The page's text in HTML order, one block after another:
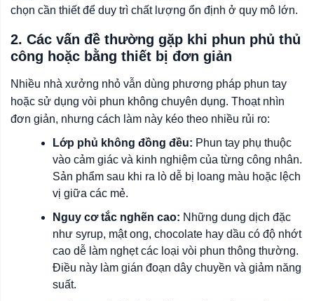
chọn cần thiết để duy trì chất lượng ổn định ở quy mô lớn.
2. Các vấn đề thường gặp khi phun phủ thủ
công hoặc bằng thiết bị đơn giản
Nhiều nhà xưởng nhỏ vẫn dùng phương pháp phun tay
hoặc sử dụng vòi phun không chuyên dụng. Thoạt nhìn
đơn giản, nhưng cách làm này kéo theo nhiều rủi ro:
Lớp phủ không đồng đều: Phun tay phụ thuộc
vào cảm giác và kinh nghiệm của từng công nhân.
Sản phẩm sau khi ra lò dễ bị loang màu hoặc lệch
vị giữa các mẻ.
Nguy cơ tắc nghẽn cao: Những dung dịch đặc
như syrup, mật ong, chocolate hay dầu có độ nhớt
cao dễ làm nghẹt các loại vòi phun thông thường.
Điều này làm gián đoạn dây chuyền và giảm năng
suất.